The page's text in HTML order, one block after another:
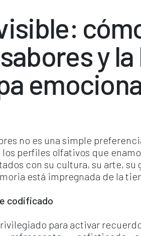
y
no es una simple
perfiles olfativos que
con su cultura, su arte, su
está impregnada de la
codificado
para activar